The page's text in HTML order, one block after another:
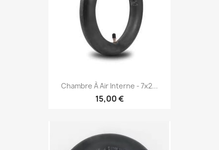
Chambre À Air Interne - 7x2...
15,00 €